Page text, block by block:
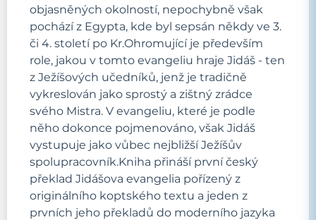
objasněných okolností, nepochybně však
pochází z Egypta, kde byl sepsán někdy ve 3.
či 4. století po Kr.Ohromující je především
role, jakou v tomto evangeliu hraje Jidáš - ten
z Ježíšových učedníků, jenž je tradičně
vykreslován jako sprostý a zištný zrádce
svého Mistra. V evangeliu, které je podle
něho dokonce pojmenováno, však Jidáš
vystupuje jako vůbec nejbližší Ježíšův
spolupracovník.Kniha přináší první český
překlad Jidášova evangelia pořízený z
originálního koptského textu a jeden z
prvních jeho překladů do moderního jazyka